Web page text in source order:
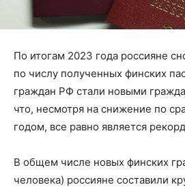
По итогам 2023 года россияне
по числу полученных финских
граждан РФ стали новыми
что, несмотря на снижение по
годом, все равно является
В общем числе новых финских
человека) россияне составили